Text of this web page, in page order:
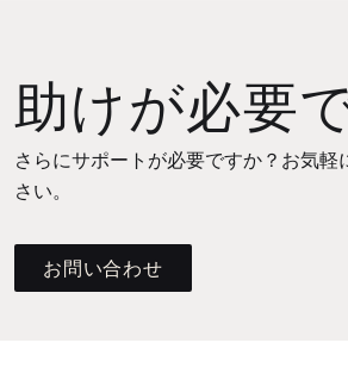
助けが必要
さらにサポートが必要ですか？お気軽
さい。
お問い合わせ